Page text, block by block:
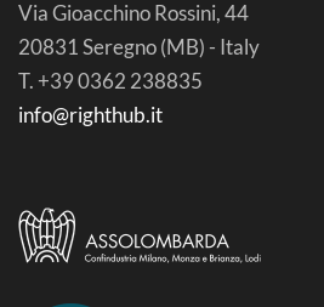
Via Gioacchino Rossini, 44
20831 Seregno (MB) - Italy
T. +39 0362 238835
info@righthub.it